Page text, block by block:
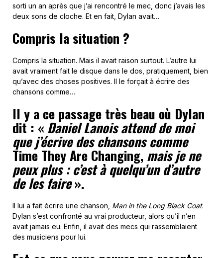
sorti un an après que j’ai rencontré le mec, donc j’avais les
deux sons de cloche. Et en fait, Dylan avait…
Compris la situation ?
Compris la situation. Mais il avait raison surtout. L’autre lui
avait vraiment fait le disque dans le dos, pratiquement, bien
qu’avec des choses positives. Il le forçait à écrire des
chansons comme…
Il y a ce passage très beau où Dylan
dit : « Daniel Lanois attend de moi
que j’écrive des chansons comme
Time They Are Changing, mais je ne
peux plus : c’est à quelqu’un d’autre
de les faire».
Il lui a fait écrire une chanson, Man in the Long Black Coat.
Dylan s’est confronté au vrai producteur, alors qu’il n’en
avait jamais eu. Enfin, il avait des mecs qui rassemblaient
des musiciens pour lui.